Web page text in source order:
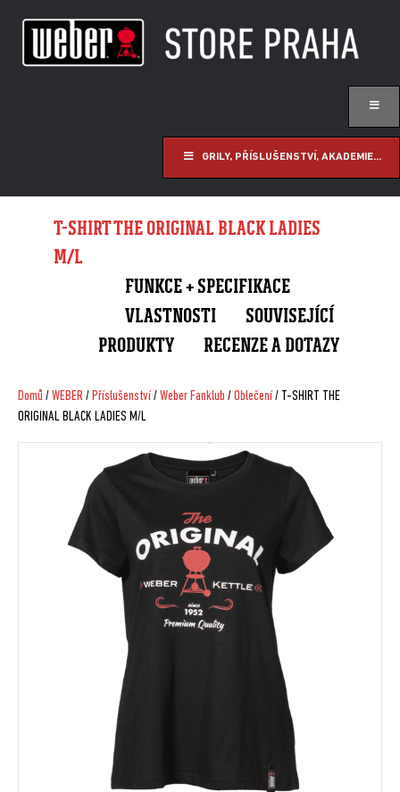
GRILY, PŘÍSLUŠENSTVÍ, AKADEMIE...
T-SHIRT THE ORIGINAL BLACK LADIES
M/L
FUNKCE + SPECIFIKACE
VLASTNOSTI
SOUVISEJÍCÍ
PRODUKTY
RECENZE A DOTAZY
Domů /WEBER/ Příslušenství/Weber Fanklub /Oblečení/ T-SHIRT THE
ORIGINAL BLACK LADIES M/L